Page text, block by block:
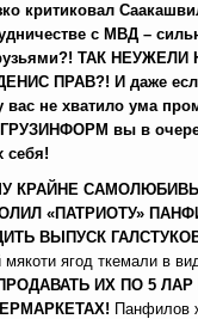
критиковал
с МВД –
ТАК НЕУЖЕЛИ
ПРАВ?! И даже
не хватило ума
ГРУЗИНФОРМ вы в
себя!
КРАЙНЕ
«ПАТРИОТУ»
ВЫПУСК
мякоти ягод ткемали в
ИХ ПО 5
Панфилов